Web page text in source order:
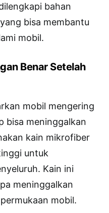
bahan
bisa membantu
mobil.
Benar Setelah
mobil mengering
bisa meninggalkan
kain mikrofiber
untuk
Kain ini
meninggalkan
mobil.